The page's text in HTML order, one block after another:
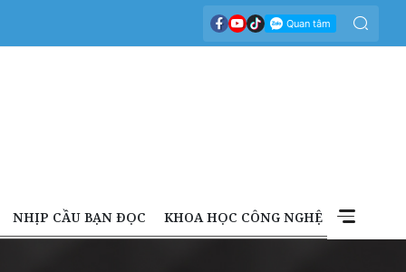
NHỊP CẦU BẠN ĐỌC KHOA HỌC CÔNG NGHỆ